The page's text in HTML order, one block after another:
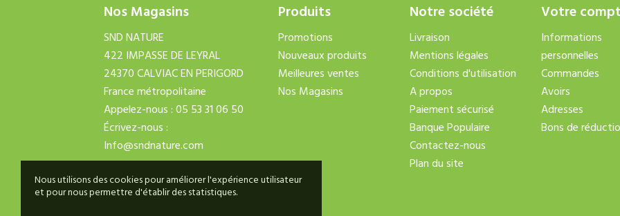
Nous utilisons des cookies pour améliorer l'expérience utilisateur
et pour nous permettre d'établir des statistiques.
Nos Magasins
SND NATURE
422 IMPASSE DE LEYRAL
24370 CALVIAC EN PERIGORD
France métropolitaine
Appelez-nous :05 53 31 06 50
Écrivez-nous :
Info@sndnature.com
Produits
Promotions
Nouveaux produits
Meilleures ventes
Nos Magasins
Notre société
Livraison
Mentions légales
Conditions d'utilisation
A propos
Paiement sécurisé
Banque Populaire
Contactez-nous
Plan du site
Votre
Informations
personnelles
Commandes
Avoirs
Adresses
Bons de